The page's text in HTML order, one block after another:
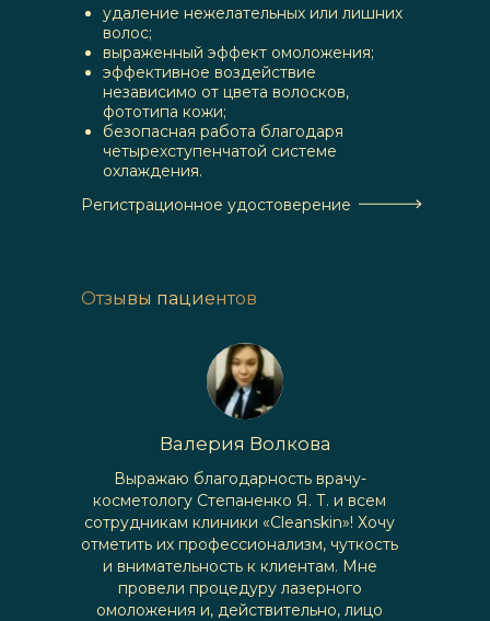
удаление нежелательных или лишних
волос;
выраженный эффект омоложения;
эффективное воздействие
независимо от цвета волосков,
фототипа кожи;
безопасная работа благодаря
четырехступенчатой системе
охлаждения.
Регистрационное удостоверение
Отзывы пациентов
Валерия Волкова
Выражаю благодарность врачу-
косметологу Степаненко Я. Т. и всем
сотрудникам клиники «Cleanskin»! Хочу
отметить их профессионализм, чуткость
и внимательность к клиентам. Мне
провели процедуру лазерного
омоложения и, действительно, лицо